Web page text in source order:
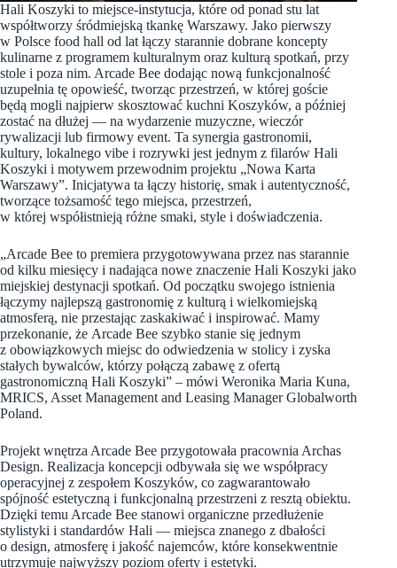
Hali Koszyki to miejsce-instytucja, które od ponad stu lat
współtworzy śródmiejską tkankę Warszawy. Jako pierwszy
w Polsce food hall od lat łączy starannie dobrane koncepty
kulinarne z programem kulturalnym oraz kulturą spotkań, przy
stole i poza nim. Arcade Bee dodając nową funkcjonalność
uzupełnia tę opowieść, tworząc przestrzeń, w której goście
będą mogli najpierw skosztować kuchni Koszyków, a później
zostać na dłużej — na wydarzenie muzyczne, wieczór
rywalizacji lub firmowy event. Ta synergia gastronomii,
kultury, lokalnego vibe i rozrywki jest jednym z filarów Hali
Koszyki i motywem przewodnim projektu „Nowa Karta
Warszawy”. Inicjatywa ta łączy historię, smak i autentyczność,
tworzące tożsamość tego miejsca, przestrzeń,
w której współistnieją różne smaki, style i doświadczenia.
„Arcade Bee to premiera przygotowywana przez nas starannie
od kilku miesięcy i nadająca nowe znaczenie Hali Koszyki jako
miejskiej destynacji spotkań. Od początku swojego istnienia
łączymy najlepszą gastronomię z kulturą i wielkomiejską
atmosferą, nie przestając zaskakiwać i inspirować. Mamy
przekonanie, że Arcade Bee szybko stanie się jednym
z obowiązkowych miejsc do odwiedzenia w stolicy i zyska
stałych bywalców, którzy połączą zabawę z ofertą
gastronomiczną Hali Koszyki” – mówi Weronika Maria Kuna,
MRICS, Asset Management and Leasing Manager Globalworth
Poland.
Projekt wnętrza Arcade Bee przygotowała pracownia Archas
Design. Realizacja koncepcji odbywała się we współpracy
operacyjnej z zespołem Koszyków, co zagwarantowało
spójność estetyczną i funkcjonalną przestrzeni z resztą obiektu.
Dzięki temu Arcade Bee stanowi organiczne przedłużenie
stylistyki i standardów Hali — miejsca znanego z dbałości
o design, atmosferę i jakość najemców, które konsekwentnie
utrzymuje najwyższy poziom oferty i estetyki.